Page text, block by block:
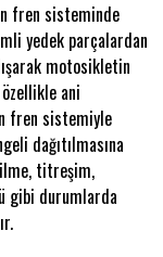
fren sisteminde
yedek parçalardan
motosikletin
ani
fren sistemiyle
dağıtılmasına
titreşim,
gibi durumlarda